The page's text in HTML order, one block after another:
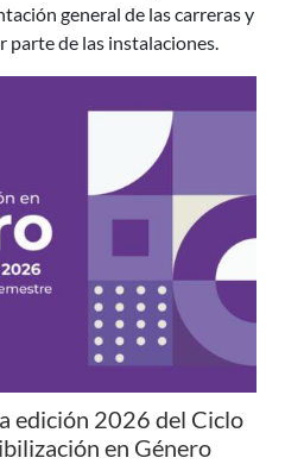
general de las carreras y
parte de las instalaciones.
edición 2026 del Ciclo
en Género